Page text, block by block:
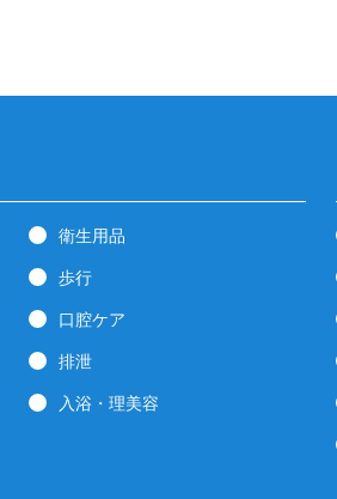
衛生用品
歩行
口腔ケア
排泄
入浴・理美容